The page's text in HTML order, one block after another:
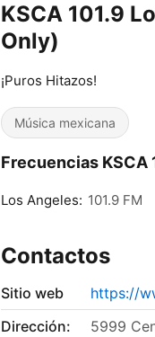
KSCA 101.9
Only)
¡Puros Hitazos!
Música mexicana
Frecuencias KSCA
Los Angeles: 101.9 FM
Contactos
Sitio web
https://
Dirección:
5999